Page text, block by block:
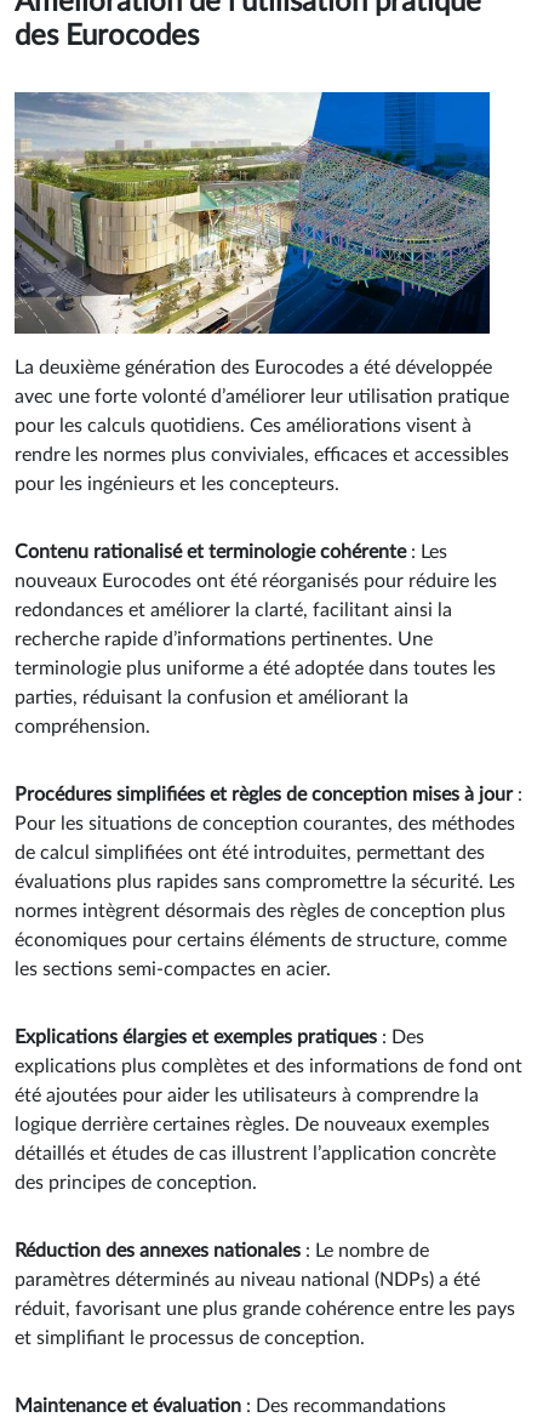
des Eurocodes
La deuxième génération des Eurocodes a été développée
avec une forte volonté d’améliorer leur utilisation pratique
pour les calculs quotidiens. Ces améliorations visent à
rendre les normes plus conviviales, efficaces et accessibles
pour les ingénieurs et les concepteurs.
Contenu rationalisé et terminologie cohérente: Les
nouveaux Eurocodes ont été réorganisés pour réduire les
redondances et améliorer la clarté, facilitant ainsi la
recherche rapide d’informations pertinentes. Une
terminologie plus uniforme a été adoptée dans toutes les
parties, réduisant la confusion et améliorant la
compréhension.
Procédures simplifiées et règles de conception mises à jour:
Pour les situations de conception courantes, des méthodes
de calcul simplifiées ont été introduites, permettant des
évaluations plus rapides sans compromettre la sécurité. Les
normes intègrent désormais des règles de conception plus
économiques pour certains éléments de structure, comme
les sections semi-compactes en acier.
Explications élargies et exemples pratiques : Des
explications plus complètes et des informations de fond ont
été ajoutées pour aider les utilisateurs à comprendre la
logique derrière certaines règles. De nouveaux exemples
détaillés et études de cas illustrent l’application concrète
des principes de conception.
Réduction des annexes nationales : Le nombre de
paramètres déterminés au niveau national (NDPs) a été
réduit, favorisant une plus grande cohérence entre les pays
et simplifiant le processus de conception.
Maintenance et évaluation : Des recommandations